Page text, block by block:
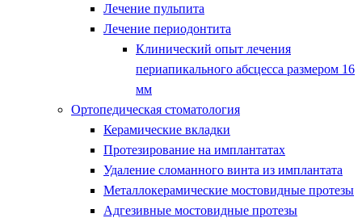
Лечение пульпита
Лечение периодонтита
Клинический опыт лечения
периапикального абсцесса размером 16
мм
Ортопедическая стоматология
Керамические вкладки
Протезирование на имплантатах
Удаление сломанного винта из имплантата
Металлокерамические мостовидные протезы
Адгезивные мостовидные протезы